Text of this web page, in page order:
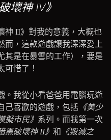
壞神 IV》
神 II》對我的意義，大概也
而，這款遊戲讓我深深愛上
其是在暴雪的工作），要是
可惜了！
。我從小看爸爸用電腦玩遊
己喜歡的遊戲，包括 《美少
擬市民》 系列。而我第一次
黑破壞神 II》 和
《毀滅之